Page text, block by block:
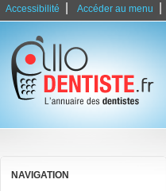
Accessibilité Accéder au menu
NAVIGATION